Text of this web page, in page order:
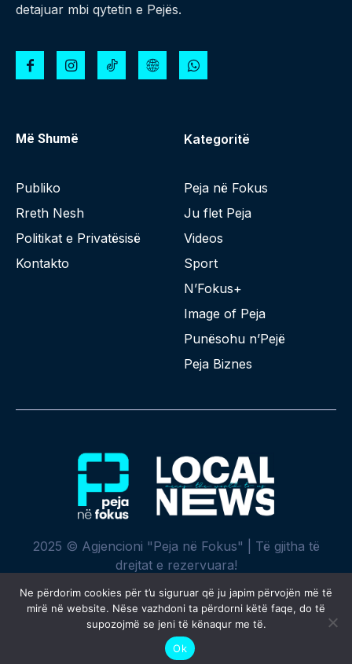
detajuar mbi qytetin e Pejës.
Më Shumë
Publiko
Rreth Nesh
Politikat e Privatësisë
Kontakto
Kategoritë
Peja në Fokus
Ju flet Peja
Videos
Sport
N’Fokus+
Image of Peja
Punësohu n’Pejë
Peja Biznes
2025 © Agjencioni "Peja në Fokus" | Të gjitha të
drejtat e rezervuara!
Krijuar me ♥ nga
Ne përdorim cookies për t’u siguruar që ju japim përvojën më të
mirë në website. Nëse vazhdoni ta përdorni këtë faqe, do të
supozojmë se jeni të kënaqur me të.
Ok